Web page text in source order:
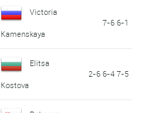
Victoria
Kamenskaya
7-6 6-1
Elitsa
Kostova
2-6 6-4 7-5